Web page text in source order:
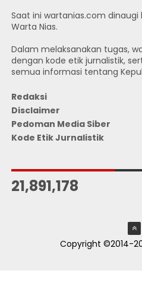
Saat ini wartanias.com dinaugi
Warta Nias.
Dalam melaksanakan tugas,
dengan kode etik jurnalistik,
semua informasi tentang
Redaksi
Disclaimer
Pedoman Media Siber
Kode Etik Jurnalistik
21,891,178
Copyright ©2014-